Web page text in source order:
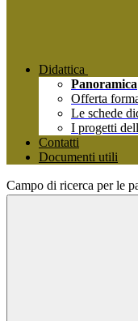
Didattica
Panoramica
Offerta
Le schede
I progetti
Contatti
Documenti utili
Campo di ricerca per le